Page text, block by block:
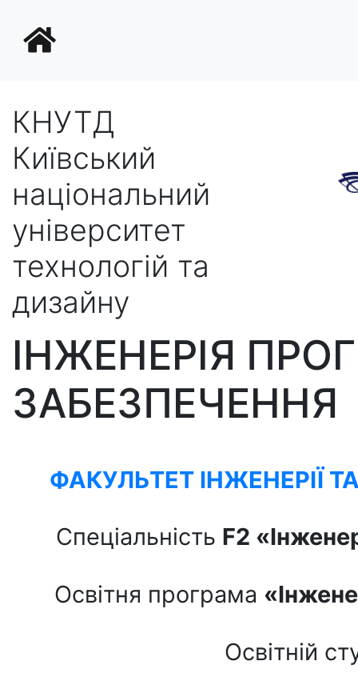
КНУТД
Київський
національний
університет
технологій та
дизайну
ІНЖЕНЕРІЯ
ЗАБЕЗПЕЧЕННЯ
ФАКУЛЬТЕТ ІНЖЕНЕРІЇ
Спеціальність F2
Освітня програма
Освітній